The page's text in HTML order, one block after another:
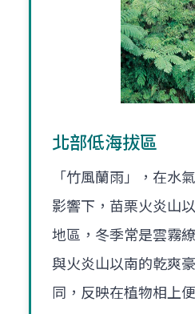
北部低海拔區
「竹風蘭雨」，在水
影響下，苗栗火炎山
地區，冬季常是雲霧
與火炎山以南的乾爽
同，反映在植物相上